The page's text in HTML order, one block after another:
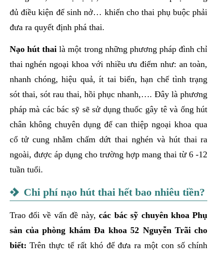
đủ điều kiện để sinh nở… khiến cho thai phụ buộc phải
đưa ra quyết định phá thai.
Nạo hút thailà một trong những phương pháp đình chỉ
thai nghén ngoại khoa với nhiều ưu điểm như: an toàn,
nhanh chóng, hiệu quả, ít tai biến, hạn chế tình trạng
sót thai, sót rau thai, hồi phục nhanh,…. Đây là phương
pháp mà các bác sỹ sẽ sử dụng thuốc gây tê và ống hút
chân không chuyên dụng để can thiệp ngoại khoa qua
cổ tử cung nhằm chấm dứt thai nghén và hút thai ra
ngoài, được áp dụng cho trường hợp mang thai từ 6 -12
tuần tuổi.
Chi phí nạo hút thai hết bao nhiêu tiền?
Trao đổi về vấn đề này,các bác sỹ chuyên khoa Phụ
sản của phòng khám Đa khoa 52 Nguyễn Trãi cho
biết:Trên thực tế rất khó để đưa ra một con số chính